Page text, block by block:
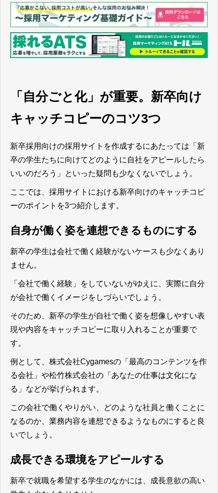
「自分ごと化」が重要。新卒向け
キャッチコピーのコツ3つ
新卒採用向けの採用サイトを作成するにあたっては「新
卒の学生たちに向けてどのように自社をアピールしたら
いいのだろう」といった疑問も少なくないでしょう。
ここでは、採用サイトにおける新卒向けのキャッチコピ
ーのポイントを3つ紹介します。
自身が働く姿を連想できるものにする
新卒の学生は会社で働く経験がないケースも少なくあり
ません。
「会社で働く経験」をしていないがゆえに、実際に自分
が会社で働くイメージをしづらいでしょう。
そのため、新卒の学生が自社で働く姿を想像しやすい表
現や内容をキャッチコピーに取り入れることが重要で
す。
例として、 株式会社Cygamesの「最高のコンテンツを作
る会社」や松竹株式会社の「あなたの仕事は文化にな
る」などが挙げられます。
この会社で働くやりがい、どのような社員と働くことに
なるのか、業務内容を連想できるようなものにすると良
いでしょう。
成長できる環境をアピールする
新卒で就職を希望する学生のなかには、成長意欲の高い